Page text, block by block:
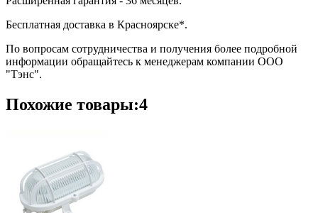
Бесплатная доставка в Красноярске*.
По вопросам сотрудничества и получения более подробной
информации обращайтесь к менеджерам компании ООО
"Тэнс".
Похожие товары:4